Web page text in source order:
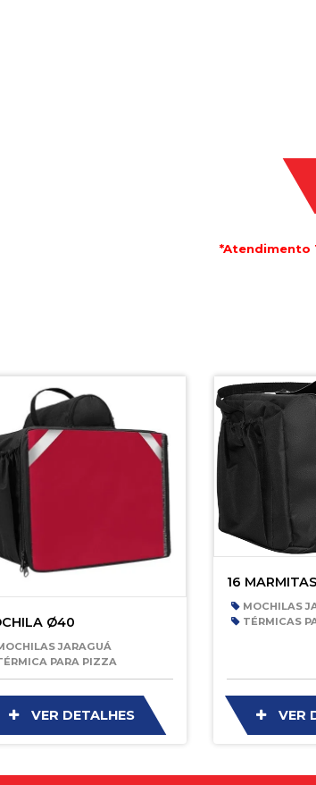
*Atendimento
Ø40
JARAGUÁ
PARA PIZZA
VER DETALHES
16 MARMITAS
MOCHILAS
TÉRMICAS
VER